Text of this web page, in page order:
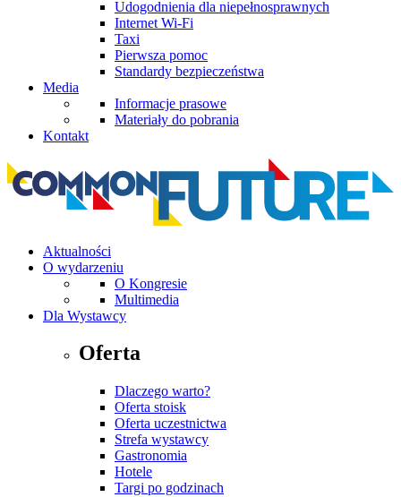
Udogodnienia dla niepełnosprawnych
Internet Wi-Fi
Taxi
Pierwsza pomoc
Standardy bezpieczeństwa
Media
Informacje prasowe
Materiały do pobrania
Kontakt
Aktualności
O wydarzeniu
O Kongresie
Multimedia
Dla Wystawcy
Oferta
Dlaczego warto?
Oferta stoisk
Oferta uczestnictwa
Strefa wystawcy
Gastronomia
Hotele
Targi po godzinach